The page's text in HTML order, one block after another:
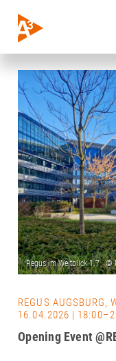
REGUS AUGSBURG,
16.04.2026 |
Opening Event